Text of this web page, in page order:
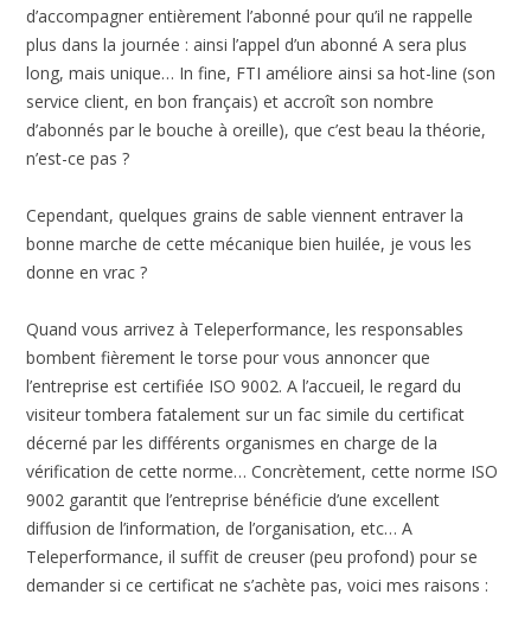
d’accompagner entièrement l’abonné pour qu’il ne rappelle
plus dans la journée : ainsi l’appel d’un abonné A sera plus
long, mais unique… In fine, FTI améliore ainsi sa hot-line (son
service client, en bon français) et accroît son nombre
d’abonnés par le bouche à oreille), que c’est beau la théorie,
n’est-ce pas ?
Cependant, quelques grains de sable viennent entraver la
bonne marche de cette mécanique bien huilée, je vous les
donne en vrac ?
Quand vous arrivez à Teleperformance, les responsables
bombent fièrement le torse pour vous annoncer que
l’entreprise est certifiée ISO 9002. A l’accueil, le regard du
visiteur tombera fatalement sur un fac simile du certificat
décerné par les différents organismes en charge de la
vérification de cette norme… Concrètement, cette norme ISO
9002 garantit que l’entreprise bénéficie d’une excellent
diffusion de l’information, de l’organisation, etc… A
Teleperformance, il suffit de creuser (peu profond) pour se
demander si ce certificat ne s’achète pas, voici mes raisons :